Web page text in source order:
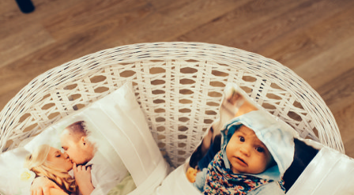
Ваш город:
Ваш регион доставки
Выберите из списка: